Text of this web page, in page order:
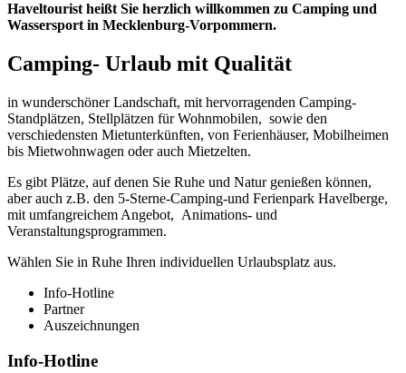
Haveltourist heißt Sie herzlich willkommen zu Camping und
Wassersport in Mecklenburg-Vorpommern.
Camping- Urlaub mit Qualität
in wunderschöner Landschaft, mit hervorragenden Camping-
Standplätzen, Stellplätzen für Wohnmobilen, sowie den
verschiedensten Mietunterkünften, von Ferienhäuser, Mobilheimen
bis Mietwohnwagen oder auch Mietzelten.
Es gibt Plätze, auf denen Sie Ruhe und Natur genießen können,
aber auch z.B. den 5-Sterne-Camping-und Ferienpark Havelberge,
mit umfangreichem Angebot, Animations- und
Veranstaltungsprogrammen.
Wählen Sie in Ruhe Ihren individuellen Urlaubsplatz aus.
Info-Hotline
Partner
Auszeichnungen
Info-Hotline